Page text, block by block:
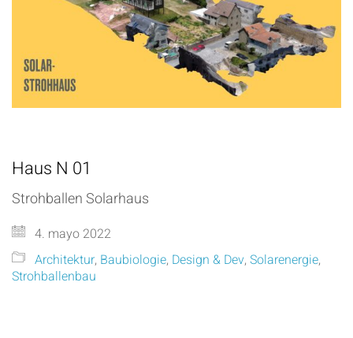
Haus N 01
Strohballen Solarhaus
4. mayo 2022
Architektur, Baubiologie, Design & Dev, Solarenergie,
Strohballenbau